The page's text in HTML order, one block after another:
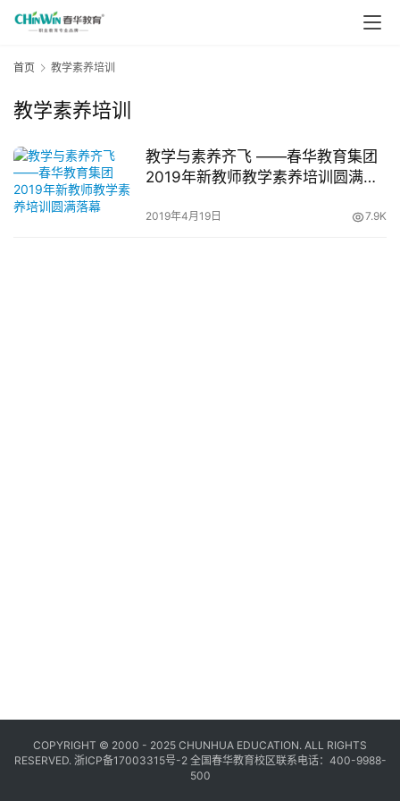
首页 教学素养培训
教学素养培训
教学与素养齐飞 ——春华教育集团
2019年新教师教学素养培训圆满落
2019年4月19日 7.9K
COPYRIGHT © 2000 - 2025 CHUNHUA EDUCATION. ALL RIGHTS
RESERVED. 浙ICP备17003315号-2全国春华教育校区联系电话：400-9988-
500